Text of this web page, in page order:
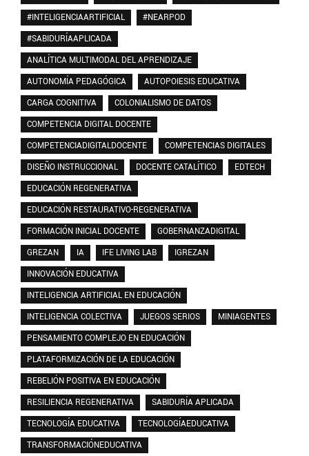
#INTELIGENCIAARTIFICIAL
#NEARPOD
#SABIDURÍAAPLICADA
ANALÍTICA MULTIMODAL DEL APRENDIZAJE
AUTONOMÍA PEDAGÓGICA
AUTOPOIESIS EDUCATIVA
CARGA COGNITIVA
COLONIALISMO DE DATOS
COMPETENCIA DIGITAL DOCENTE
COMPETENCIADIGITALDOCENTE
COMPETENCIAS DIGITALES
DISEÑO INSTRUCCIONAL
DOCENTE CATALÍTICO
EDTECH
EDUCACIÓN REGENERATIVA
EDUCACIÓN RESTAURATIVO-REGENERATIVA
FORMACIÓN INICIAL DOCENTE
GOBERNANZADIGITAL
GREZAN
IA IFE LIVING LAB
IGREZAN
INNOVACIÓN EDUCATIVA
INTELIGENCIA ARTIFICIAL EN EDUCACIÓN
INTELIGENCIA COLECTIVA
JUEGOS SERIOS
MINIAGENTES
PENSAMIENTO COMPLEJO EN EDUCACIÓN
PLATAFORMIZACIÓN DE LA EDUCACIÓN
REBELIÓN POSITIVA EN EDUCACIÓN
RESILIENCIA REGENERATIVA
SABIDURÍA APLICADA
TECNOLOGÍA EDUCATIVA
TECNOLOGÍAEDUCATIVA
TRANSFORMACIÓNEDUCATIVA